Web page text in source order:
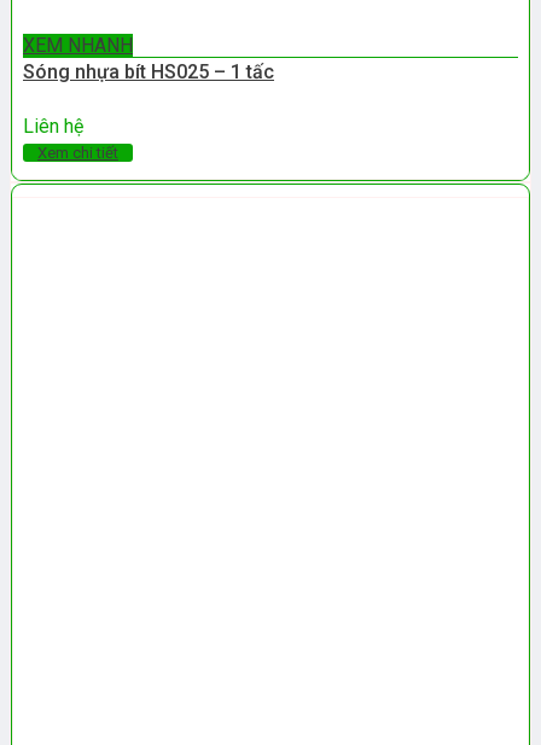
XEM NHANH
Sóng nhựa bít HS025 – 1 tấc
Liên hệ
Xem chi tiết